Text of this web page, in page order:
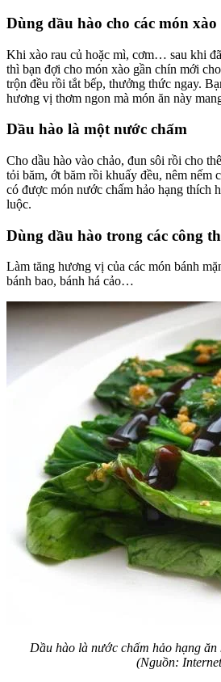
Dùng dầu hào cho các món xào
Khi xào rau củ hoặc mì, cơm… sau khi
thì bạn đợi cho món xào gần chín mới
trộn đều rồi tắt bếp, thưởng thức ngay.
hương vị thơm ngon mà món ăn này
Dầu hào là một nước chấm
Cho dầu hào vào chảo, đun sôi rồi cho
tỏi băm, ớt băm rồi khuấy đều, nêm nếm
có được món nước chấm hảo hạng thích
luộc.
Dùng dầu hào trong các công
Làm tăng hương vị của các món bánh
bánh bao, bánh há cảo…
Dầu hào là nước chấm hảo hạng ăn
(Nguồn: